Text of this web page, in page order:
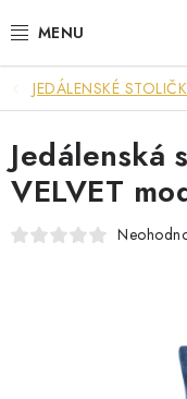
na
NÁBYTOK
VÝPREDAJ
ZÁVESNÉ HOJDACIE
JEDÁLENSKÉ
JEDÁLENSKÉ
Jedálenská
VELVET